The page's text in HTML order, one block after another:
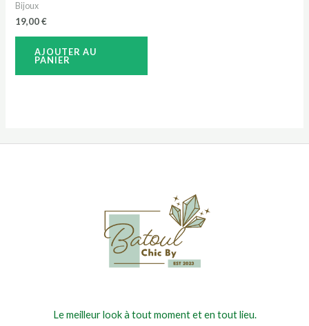
Bijoux
19,00€
AJOUTER AU
PANIER
Le meilleur look à tout moment et en tout lieu.